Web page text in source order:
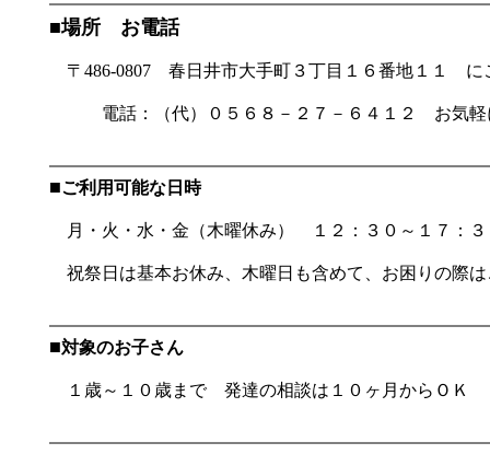
■場所 お電話
〒486-0807 春日井市大手町３丁目１６番地１１ に
電話：（代）０５６８－２７－６４１２ お気軽
■ご利用可能な日時
月・火・水・金（木曜休み） １２：３０～１７：３
祝祭日は基本お休み、木曜日も含めて、お困りの際
■対象のお子さん
１歳～１０歳まで 発達の相談は１０ヶ月からＯＫ